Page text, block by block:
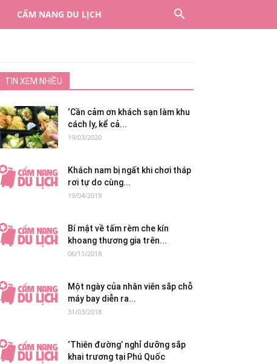
CẨM NANG DU LỊCH
TIN XEM NHIỀU
‘Cần cảm ơn khách sạn làm khu
cách ly, kể cả...
19/03/2020
Khách nam bị ngất khi chơi tháp
rơi tự do cùng...
19/04/2019
Bí mật về tấm rèm che kín
khoang thương gia trên...
06/11/2018
Một ngày của nhân viên sắp chỗ
máy bay diễn ra...
31/03/2018
‘Thiên đường’ nghỉ dưỡng sắp
khai trương tại Phú Quốc